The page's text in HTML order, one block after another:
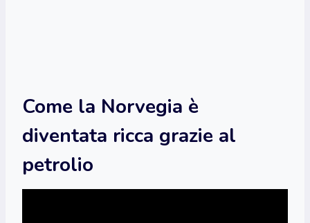
Come la Norvegia è
diventata ricca grazie al
petrolio